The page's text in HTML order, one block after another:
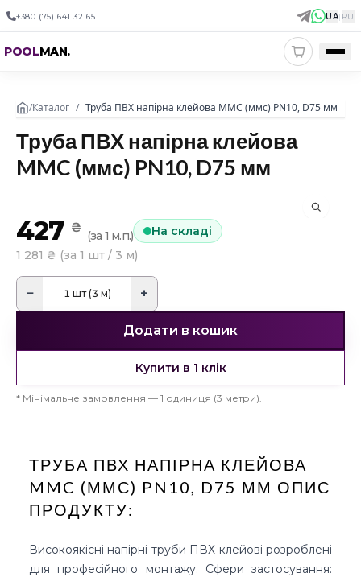
+380 (75) 641 32 65 UA| RU
POOLMAN.
/Каталог / Труба ПВХ напірна клейова MMC (ммс) PN10, D75 мм
Труба ПВХ напірна клейова
MMC (ммс) PN10, D75 мм
427 ₴
(за 1 м.п.)
На складі
1 281 ₴ (за 1 шт / 3 м)
− 1 шт (3 м) +
Додати в кошик
Купити в 1 клік
* Мінімальне замовлення — 1 одиниця (3 метри).
ТРУБА ПВХ НАПІРНА КЛЕЙОВА
MMC (ММС) PN10, D75 ММ ОПИС
ПРОДУКТУ:
Високоякісні напірні труби ПВХ клейові розроблені
для професійного монтажу. Сфери застосування: